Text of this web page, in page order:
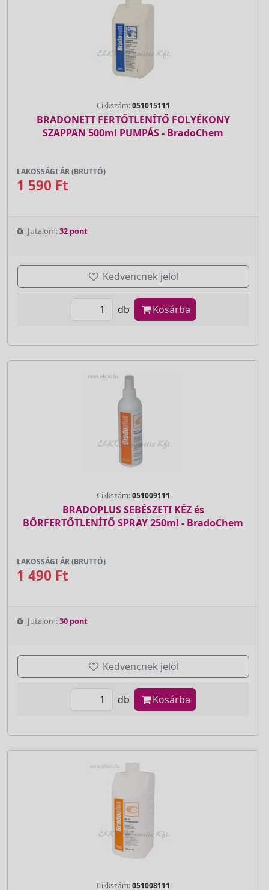
Cikkszám:051015111
BRADONETT FERTŐTLENÍTŐ FOLYÉKONY
SZAPPAN 500ml PUMPÁS - BradoChem
LAKOSSÁGI ÁR (BRUTTÓ)
1 590 Ft
Jutalom:32 pont
Kedvencnek jelöl
db Kosárba
Cikkszám:051009111
BRADOPLUS SEBÉSZETI KÉZ és
BŐRFERTŐTLENÍTŐ SPRAY 250ml - BradoChem
LAKOSSÁGI ÁR (BRUTTÓ)
1 490 Ft
Jutalom:30 pont
Kedvencnek jelöl
db Kosárba
Cikkszám:051008111